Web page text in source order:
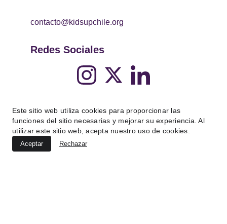
contacto@kidsupchile.org
Redes Sociales
Este sitio web utiliza cookies para proporcionar las
funciones del sitio necesarias y mejorar su experiencia. Al
utilizar este sitio web, acepta nuestro uso de cookies.
Aceptar Rechazar